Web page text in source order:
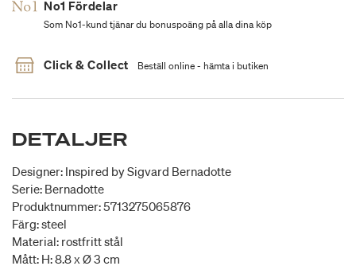
No1 Fördelar
Som No1-kund tjänar du bonuspoäng på alla dina köp
Click & Collect Beställ online - hämta i butiken
DETALJER
Designer: Inspired by Sigvard Bernadotte
Serie: Bernadotte
Produktnummer: 5713275065876
Färg: steel
Material: rostfritt stål
Mått: H: 8.8 x Ø 3 cm